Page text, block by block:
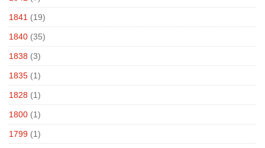
1841 (19)
1840 (35)
1838 (3)
1835 (1)
1828 (1)
1800 (1)
1799 (1)